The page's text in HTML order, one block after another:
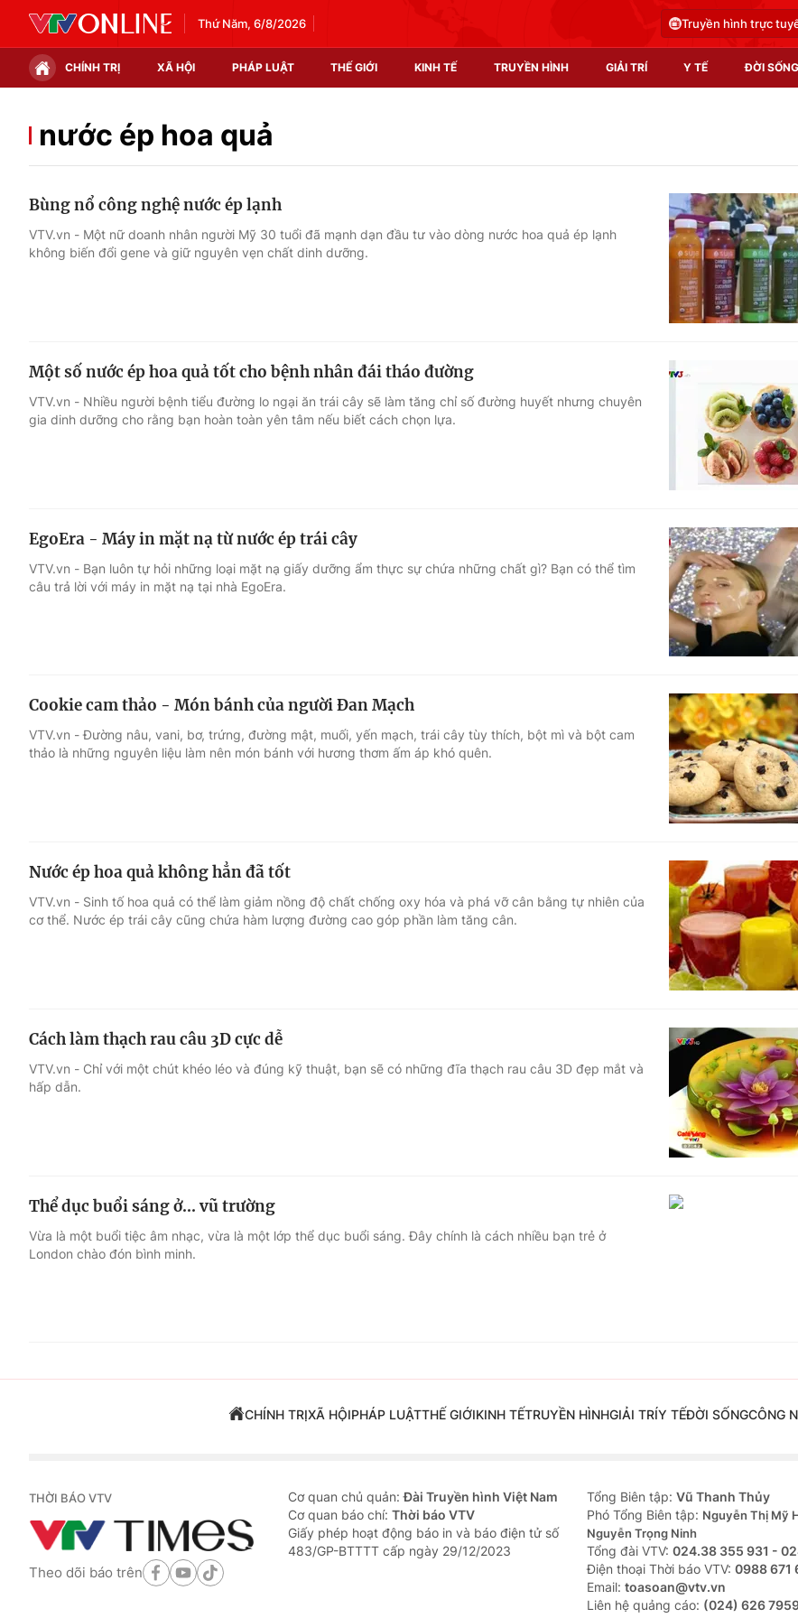
Thứ Năm, 6/8/2026 Truyền hình trực
CHÍNH TRỊ XÃ HỘI PHÁP LUẬT THẾ GIỚI KINH TẾ TRUYỀN HÌNH GIẢI TRÍ Y TẾ ĐỜI SỐNG
Chính trị Xã hội
Thế giới đó đây
Thị trường
Video
Shorts
Podcast
EMagazine
Infographic
Góc ảnh
Âm nhạc
Sao
Du lịch
Làm đẹp
Chất lượng cuộc sống
Học trực tuyến
Hitech Công
Sản phẩm
Thị trường
Tư vấn
nước ép hoa quả
Bùng nổ công nghệ nước ép lạnh
VTV.vn - Một nữ doanh nhân người Mỹ 30 tuổi đã mạnh dạn đầu tư vào dòng nước hoa quả ép lạnh
không biến đổi gene và giữ nguyên vẹn chất dinh dưỡng.
Một số nước ép hoa quả tốt cho bệnh nhân đái tháo đường
VTV.vn - Nhiều người bệnh tiểu đường lo ngại ăn trái cây sẽ làm tăng chỉ số đường huyết nhưng chuyên
gia dinh dưỡng cho rằng bạn hoàn toàn yên tâm nếu biết cách chọn lựa.
EgoEra - Máy in mặt nạ từ nước ép trái cây
VTV.vn - Bạn luôn tự hỏi những loại mặt nạ giấy dưỡng ẩm thực sự chứa những chất gì? Bạn có thể tìm
câu trả lời với máy in mặt nạ tại nhà EgoEra.
Cookie cam thảo - Món bánh của người Đan Mạch
VTV.vn - Đường nâu, vani, bơ, trứng, đường mật, muối, yến mạch, trái cây tùy thích, bột mì và bột cam
thảo là những nguyên liệu làm nên món bánh với hương thơm ấm áp khó quên.
Nước ép hoa quả không hẳn đã tốt
VTV.vn - Sinh tố hoa quả có thể làm giảm nồng độ chất chống oxy hóa và phá vỡ cân bằng tự nhiên của
cơ thể. Nước ép trái cây cũng chứa hàm lượng đường cao góp phần làm tăng cân.
Cách làm thạch rau câu 3D cực dễ
VTV.vn - Chỉ với một chút khéo léo và đúng kỹ thuật, bạn sẽ có những đĩa thạch rau câu 3D đẹp mắt và
hấp dẫn.
Thể dục buổi sáng ở... vũ trường
Vừa là một buổi tiệc âm nhạc, vừa là một lớp thể dục buổi sáng. Đây chính là cách nhiều bạn trẻ ở
London chào đón bình minh.
CHÍNH TRỊXÃ HỘIPHÁP LUẬTTHẾ GIỚIKINH TẾTRUYỀN HÌNHGIẢI TRÍY TẾĐỜI SỐNGCÔNG
THỜI BÁO VTV
Theo dõi báo trên
Cơ quan chủ quản:Đài Truyền hình Việt Nam
Cơ quan báo chí: Thời báo VTV
Giấy phép hoạt động báo in và báo điện tử số
483/GP-BTTTT cấp ngày 29/12/2023
Tổng Biên tập: Vũ Thanh Thủy
Phó Tổng Biên tập: Nguyễn Thị Mỹ
Nguyễn Trọng Ninh
Tổng đài VTV: 024.38 355 931 -
Ðiện thoại Thời báo VTV: 0988 671
Email: toasoan@vtv.vn
Liên hệ quảng cáo: (024) 626